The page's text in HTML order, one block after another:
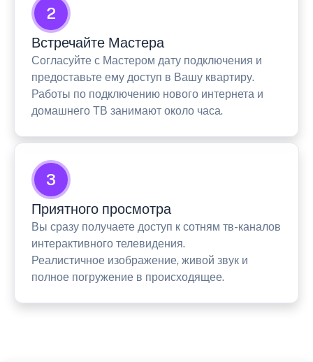
2
Встречайте Мастера
Согласуйте с Мастером дату подключения и
предоставьте ему доступ в Вашу квартиру.
Работы по подключению нового интернета и
домашнего ТВ занимают около часа.
3
Приятного просмотра
Вы сразу получаете доступ к сотням тв-каналов
интерактивного телевидения.
Реалистичное изображение, живой звук и
полное погружение в происходящее.